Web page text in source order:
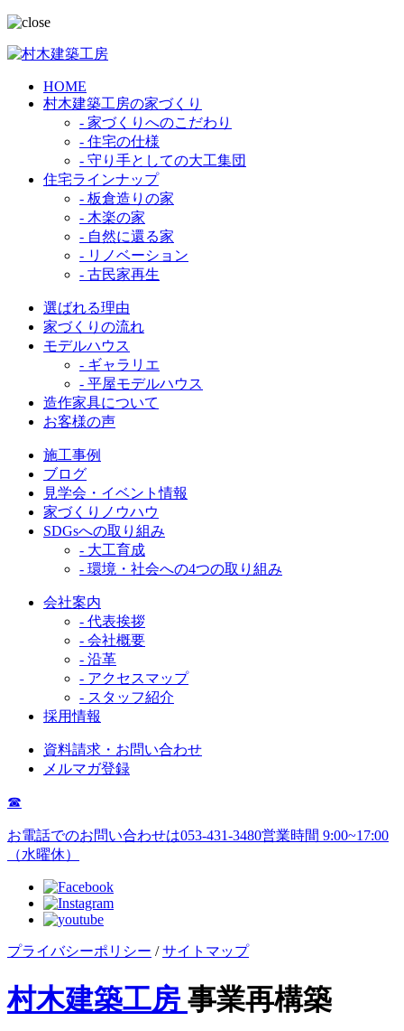
HOME
村木建築工房の家づくり
- 家づくりへのこだわり
- 住宅の仕様
- 守り手としての大工集団
住宅ラインナップ
- 板倉造りの家
- 木楽の家
- 自然に還る家
- リノベーション
- 古民家再生
選ばれる理由
家づくりの流れ
モデルハウス
- ギャラリエ
- 平屋モデルハウス
造作家具について
お客様の声
施工事例
ブログ
見学会・イベント情報
家づくりノウハウ
SDGsへの取り組み
- 大工育成
- 環境・社会への4つの取り組み
会社案内
- 代表挨拶
- 会社概要
- 沿革
- アクセスマップ
- スタッフ紹介
採用情報
資料請求・お問い合わせ
メルマガ登録
☎
お電話でのお問い合わせは053-431-3480営業時間 9:00~17:00
（水曜休）
プライバシーポリシー /サイトマップ
村木建築工房 事業再構築